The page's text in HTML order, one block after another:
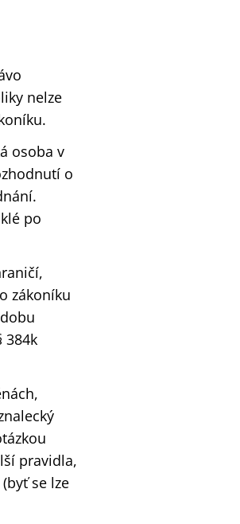
nelze
osoba v
o
po
zákoníku
384k
pravidla,
se lze